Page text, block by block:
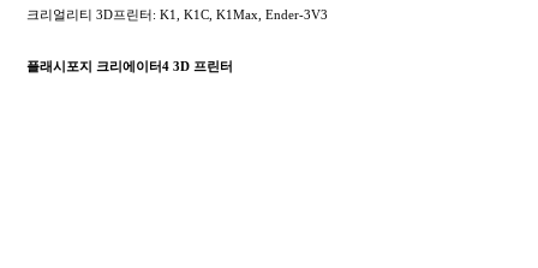
크리얼리티 3D프린터: K1, K1C, K1Max, Ender-3V3
플래시포지 크리에이터4 3D 프린터